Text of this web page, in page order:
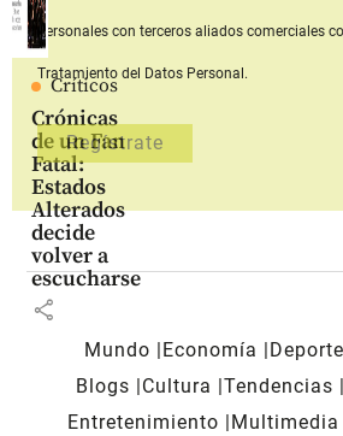
Críticos
Crónicas
de un Fan
Fatal:
Estados
Alterados
decide
volver a
escucharse
share
personales con terceros aliados comerciales
Tratamiento del Datos Personal.
Mundo Economía
Blogs
Cultura Tendencias
Entretenimiento
Multimedia